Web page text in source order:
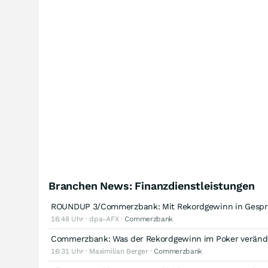
Branchen News: Finanzdienstleistungen
ROUNDUP 3/Commerzbank: Mit Rekordgewinn in
16:48 Uhr · dpa-AFX ·Commerzbank
Commerzbank: Was der Rekordgewinn im Poker
16:31 Uhr · Maximilian Berger ·Commerzbank